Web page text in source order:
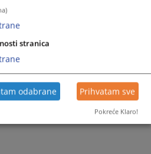
stranica
odabrane Prihvatam sve
Pokreće Klaro!